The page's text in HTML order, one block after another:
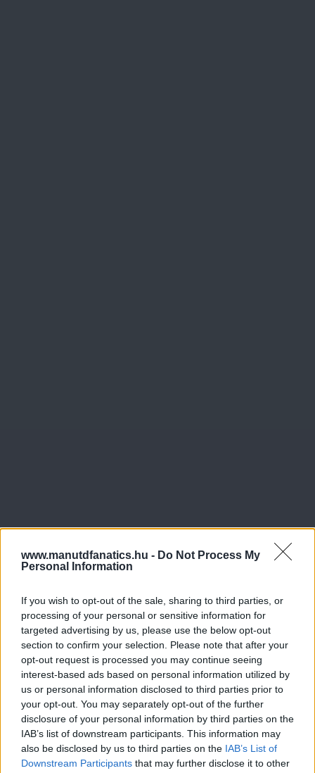
www.manutdfanatics.hu - Do Not Process My
Personal Information
If you wish to opt-out of the sale, sharing to third parties, or
processing of your personal or sensitive information for
targeted advertising by us, please use the below opt-out
section to confirm your selection. Please note that after your
opt-out request is processed you may continue seeing
interest-based ads based on personal information utilized by
us or personal information disclosed to third parties prior to
your opt-out. You may separately opt-out of the further
disclosure of your personal information by third parties on the
IAB’s list of downstream participants. This information may
also be disclosed by us to third parties on the IAB’s List of
Downstream Participants that may further disclose it to other